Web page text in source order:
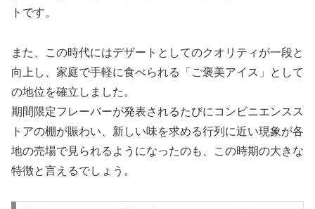
トです。
また、この時代にはデザートとしてのクオリティが一段と
向上し、家庭で手軽に食べられる「ご褒美アイス」として
の地位を確立しました。
期間限定フレーバーが発表されるたびにコンビニエンスス
トアの棚が賑わい、新しい味を求める行列に近い現象が各
地の売場で見られるようになったのも、この時期の大きな
特徴と言えるでしょう。